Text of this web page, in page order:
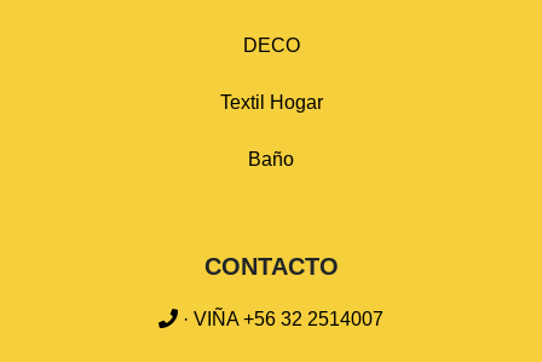
DECO
Textil Hogar
Baño
CONTACTO
· VIÑA +56 32 2514007